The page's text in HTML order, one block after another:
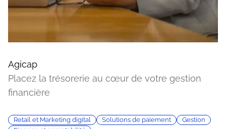
Agicap
Placez la trésorerie au cœur de votre gestion
financière
Retail et Marketing digital Solutions de paiement
Gestion